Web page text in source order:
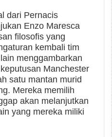
dari Pernacis
Enzo Maresca
filosofis yang
kembali tim
menggambarkan
Manchester
satu mantan murid
Mereka memilih
akan melanjutkan
yang mereka miliki